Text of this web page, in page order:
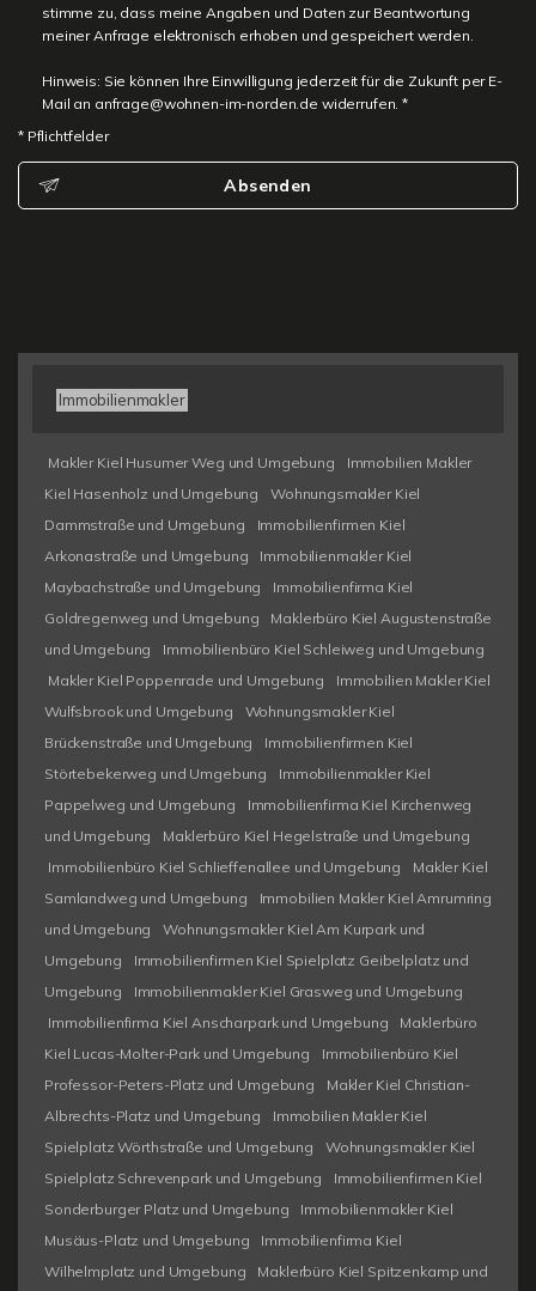
stimme zu, dass meine Angaben und Daten zur Beantwortung
meiner Anfrage elektronisch erhoben und gespeichert werden.
Hinweis: Sie können Ihre Einwilligung jederzeit für die Zukunft per E-
Mail an anfrage@wohnen-im-norden.de widerrufen. *
* Pflichtfelder
Absenden
Immobilienmakler
Makler Kiel Husumer Weg und Umgebung
Immobilien Makler
Kiel Hasenholz und Umgebung
Wohnungsmakler Kiel
Dammstraße und Umgebung
Immobilienfirmen Kiel
Arkonastraße und Umgebung
Immobilienmakler Kiel
Maybachstraße und Umgebung
Immobilienfirma Kiel
Goldregenweg und Umgebung
Maklerbüro Kiel Augustenstraße
und Umgebung
Immobilienbüro Kiel Schleiweg und Umgebung
Makler Kiel Poppenrade und Umgebung
Immobilien Makler Kiel
Wulfsbrook und Umgebung
Wohnungsmakler Kiel
Brückenstraße und Umgebung
Immobilienfirmen Kiel
Störtebekerweg und Umgebung
Immobilienmakler Kiel
Pappelweg und Umgebung
Immobilienfirma Kiel Kirchenweg
und Umgebung
Maklerbüro Kiel Hegelstraße und Umgebung
Immobilienbüro Kiel Schlieffenallee und Umgebung
Makler Kiel
Samlandweg und Umgebung
Immobilien Makler Kiel Amrumring
und Umgebung
Wohnungsmakler Kiel Am Kurpark und
Umgebung
Immobilienfirmen Kiel Spielplatz Geibelplatz und
Umgebung
Immobilienmakler Kiel Grasweg und Umgebung
Immobilienfirma Kiel Anscharpark und Umgebung
Maklerbüro
Kiel Lucas-Molter-Park und Umgebung
Immobilienbüro Kiel
Professor-Peters-Platz und Umgebung
Makler Kiel Christian-
Albrechts-Platz und Umgebung
Immobilien Makler Kiel
Spielplatz Wörthstraße und Umgebung
Wohnungsmakler Kiel
Spielplatz Schrevenpark und Umgebung
Immobilienfirmen Kiel
Sonderburger Platz und Umgebung
Immobilienmakler Kiel
Musäus-Platz und Umgebung
Immobilienfirma Kiel
Wilhelmplatz und Umgebung
Maklerbüro Kiel Spitzenkamp und